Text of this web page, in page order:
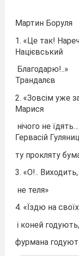
Мартин Боруля
1. «Це так!
Націєвський
Трандалєв
2. «Зовсім уже
Марися
нічого не
Гервасій
ту прокляту
3. «О!..
не теля»
4. «Їздю на
і коней
фурмана